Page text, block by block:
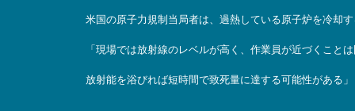
米国の原子力規制当局者は、過熱している原子炉を冷却
「現場では放射線のレベルが高く、作業員が近づくこと
放射能を浴びれば短時間で致死量に達する可能性がある